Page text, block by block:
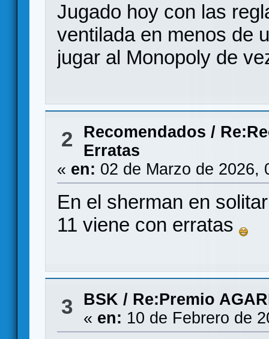
Jugado hoy con las
ventilada en menos de
jugar al Monopoly de
2 Recomendados /
Erratas
« en: 02 de Marzo de 2026,
En el sherman en
11 viene con erratas
3 BSK / Re:Premio
« en: 10 de Febrero de